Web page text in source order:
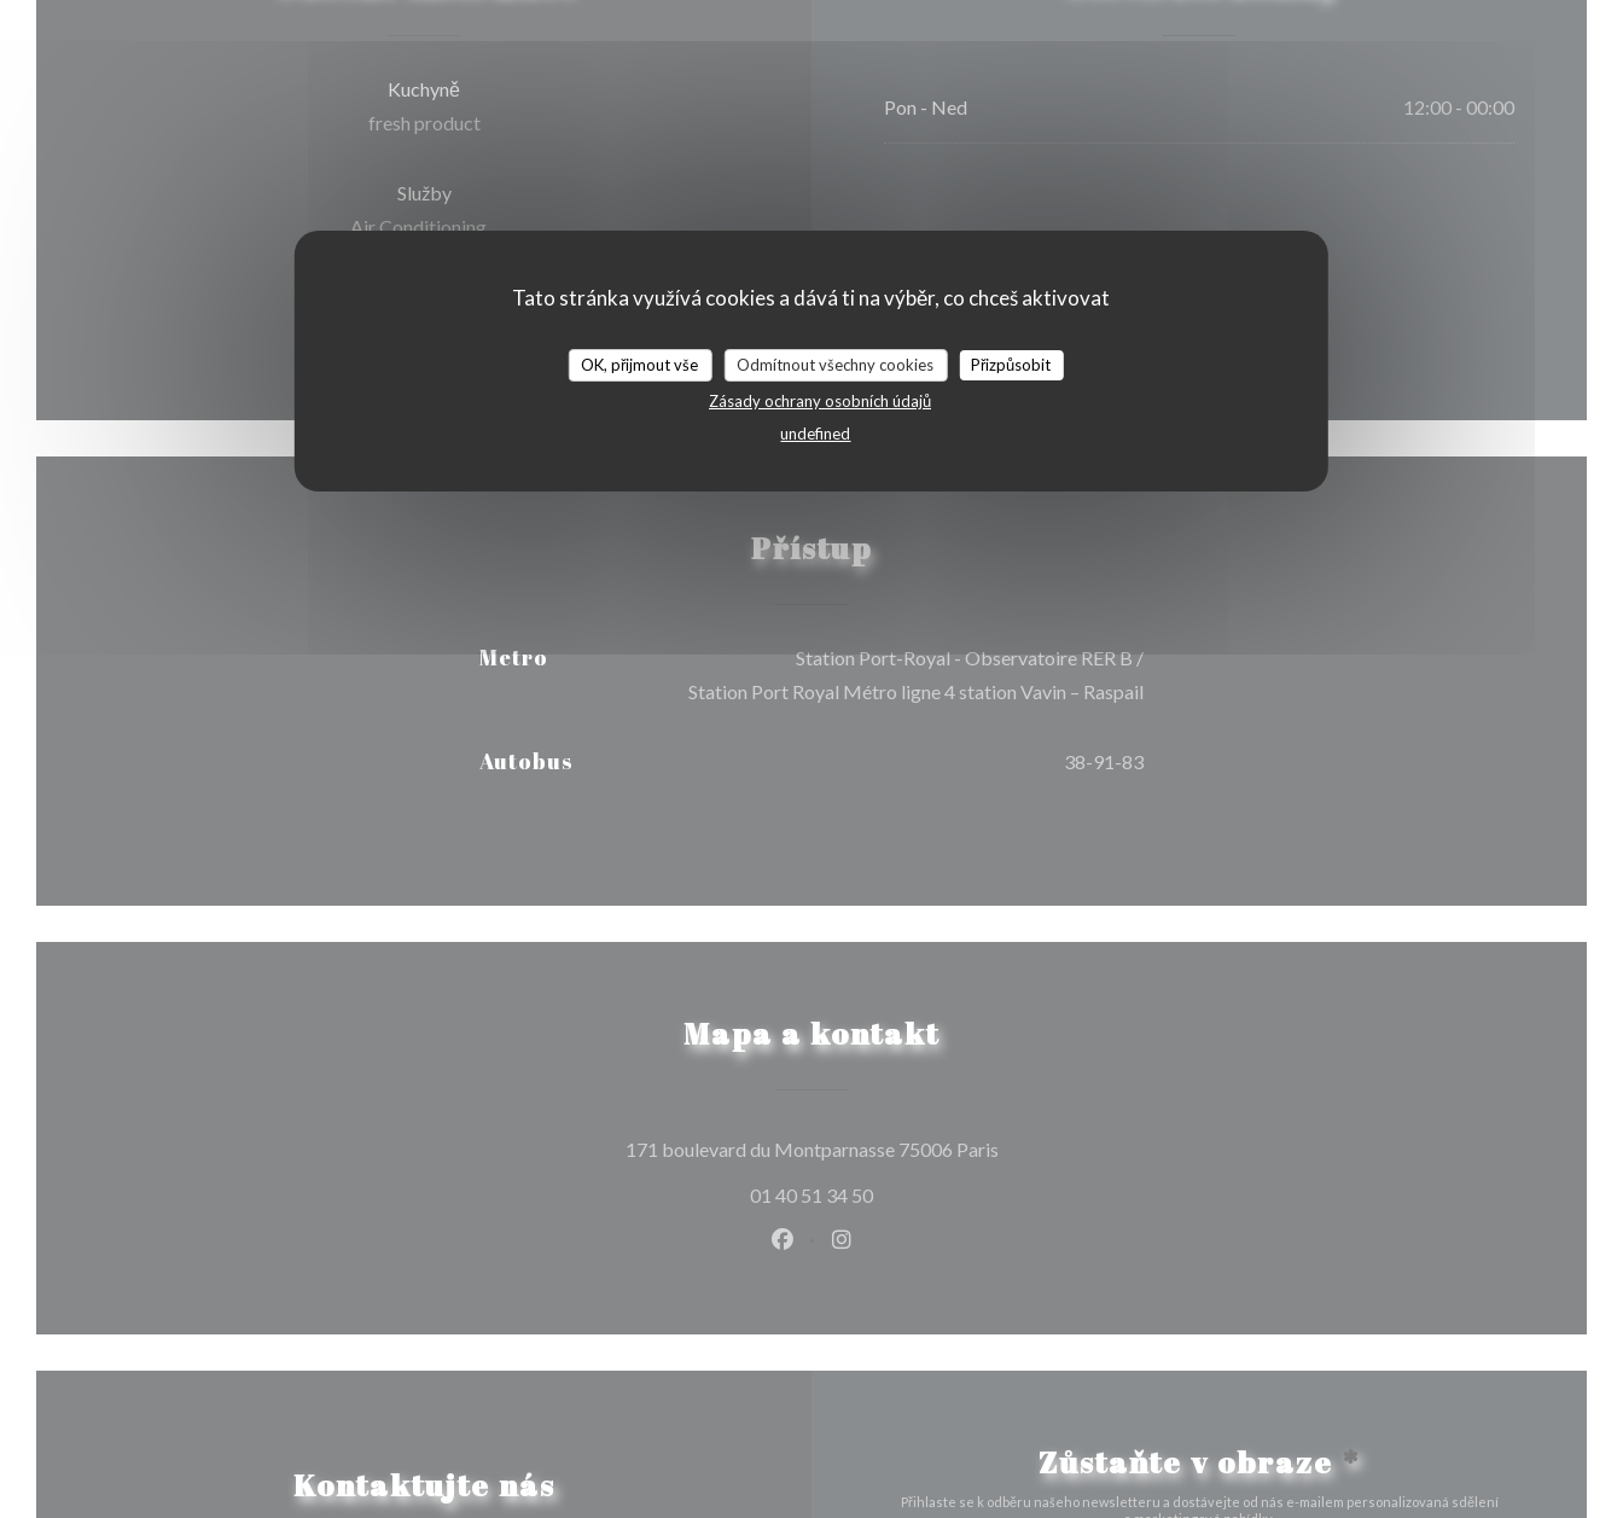
Tato stránka využívá cookies a dává ti na výběr, co chceš aktivovat
OK, přijmout vše Odmítnout všechny cookies
Přizpůsobit
Zásady ochrany osobních údajů
undefined
Kuchyně
fresh product
Služby
Air Conditioning, ,
Pon - Ned 12:00 - 00:00
Přístup
Metro
Station Port-Royal - Observatoire RER B /
Station Port Royal Métro ligne 4 station Vavin – Raspail
Autobus 38-91-83
Mapa a kontakt
171 boulevard du Montparnasse 75006 Paris((otevře se v novém okně))
01 40 51 34 50
Facebook ((otevře se v novém okně))
Instagram ((otevře se v novém okně))
Kontaktujte nás
Zůstaňte v obraze *
Přihlaste se k odběru našeho newsletteru a dostávejte od nás e-mailem personalizovaná sdělení